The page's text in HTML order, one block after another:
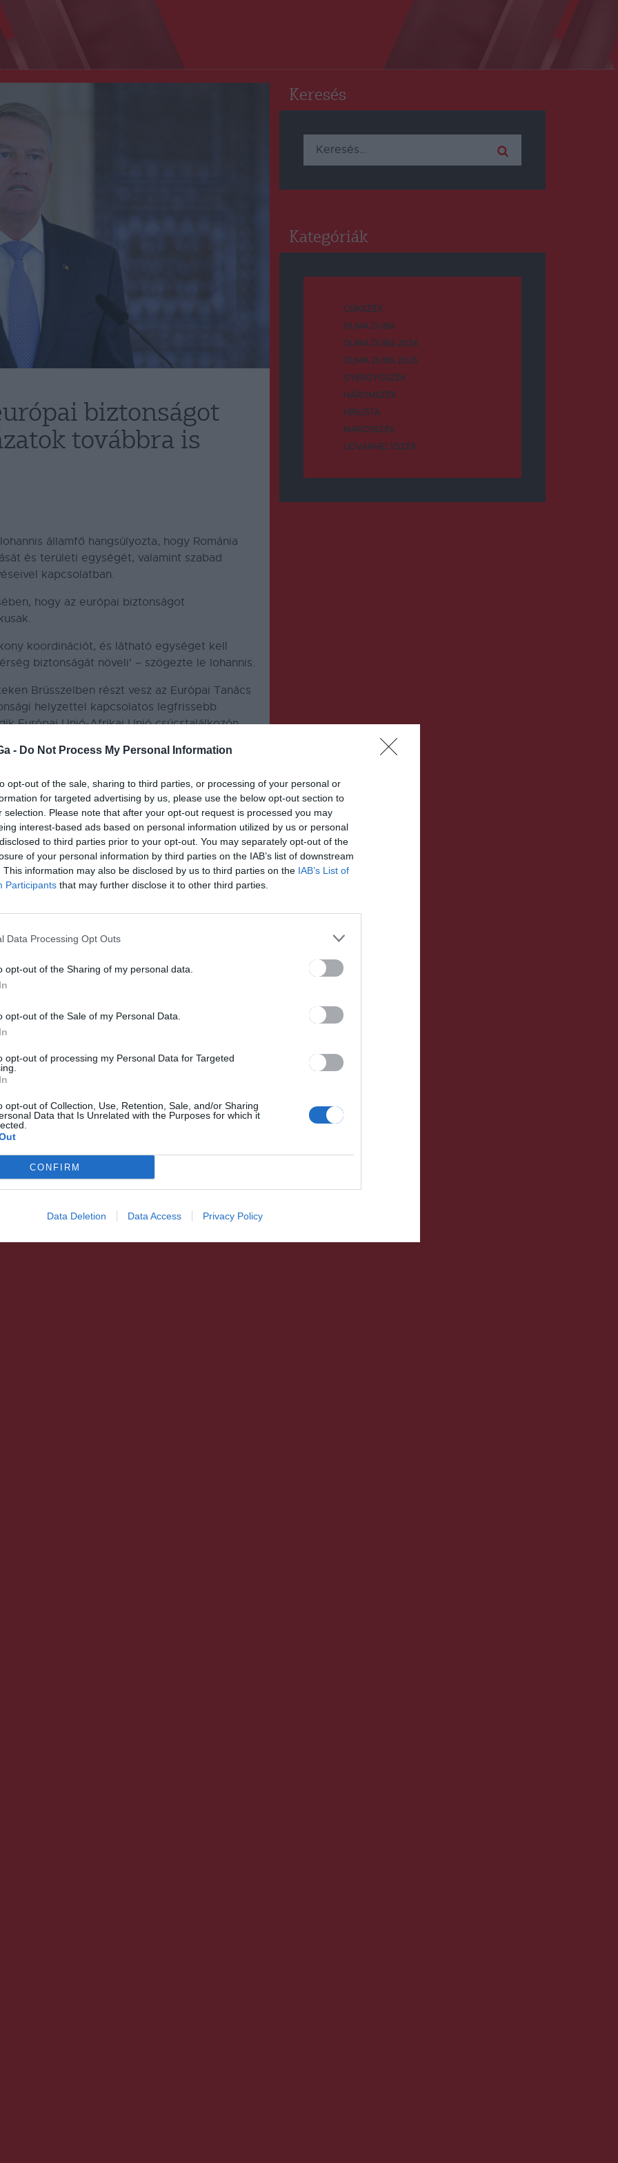
- Do Not Process My Personal Information
opt-out of the sale, sharing to third parties, or processing of your personal or
for targeted advertising by us, please use the below opt-out section to
selection. Please note that after your opt-out request is processed you may
interest-based ads based on personal information utilized by us or personal
to third parties prior to your opt-out. You may separately opt-out of the
of your personal information by third parties on the IAB’s list of downstream
This information may also be disclosed by us to third parties on the IAB’s List of
Participants that may further disclose it to other third parties.
Data Processing Opt Outs
opt-out of the Sharing of my personal data.
opt-out of the Sale of my Personal Data.
opt-out of processing my Personal Data for Targeted
opt-out of Collection, Use, Retention, Sale, and/or Sharing
Data that Is Unrelated with the Purposes for which it
CONFIRM
Data Deletion Data Access Privacy Policy
biztonságot
továbbra is
államfő hangsúlyozta, hogy Románia
és területi egységét, valamint szabad
kapcsolatban.
hogy az európai biztonságot
koordinációt, és látható egységet kell
biztonságát növeli’ – szögezte le Iohannis.
Brüsszelben részt vesz az Európai Tanács
helyzettel kapcsolatos legfrissebb
Európai Unió-Afrikai Unió csúcstalálkozón.
KÖVETKEZŐ BEJEGYZÉS
Bemutatta nemzetközi
kisebbségvédelmi
szervezetekkel közös
elvárásait a Kisebbségi
Pénzbírságot kockáztatnak
gépek roncsprogramja révén
kapott utalványokat
Keresés
Keresés:
Kategóriák
CSÍKSZÉK
DUMA DUBA
DUMA DUBA 2024
DUMA DUBA 2026
GYERGYÓSZÉK
HÁROMSZÉK
HÍRLISTA
MAROSSZÉK
UDVARHELYSZÉK